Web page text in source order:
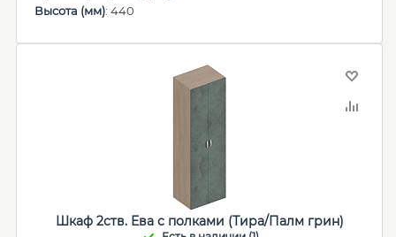
Высота (мм): 440
Шкаф 2ств. Ева с полками (Тира/Палм грин)